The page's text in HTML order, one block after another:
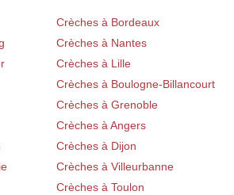
Crèches à Bordeaux
Crèches à Nantes
Crèches à Lille
Crèches à Boulogne-Billancourt
Crèches à Grenoble
Crèches à Angers
Crèches à Dijon
Crèches à Villeurbanne
Crèches à Toulon